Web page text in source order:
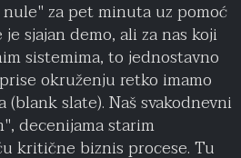
za pet minuta uz pomoć
sjajan demo, ali za nas koji
sistemima, to jednostavno
okruženju retko imamo
slate). Naš svakodnevni
decenijama starim
kritične biznis procese. Tu